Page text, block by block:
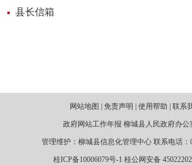
县长信箱
网站地图 | 免责声明 | 使用帮助 | 联系我
政府网站工作年报 柳城县人民政府办公
管理维护：柳城县信息化管理中心 联系电话：
桂ICP备10006079号-1 桂公网安备